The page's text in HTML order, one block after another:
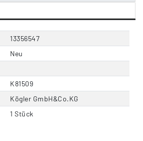
13356547
Neu
K81509
Kögler GmbH&Co.KG
1 Stück